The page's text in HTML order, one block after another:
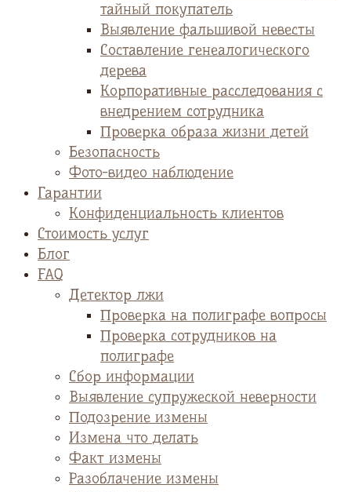
тайный покупатель
Выявление фальшивой невесты
Cоставление генеалогического
дерева
Корпоративные расследования с
внедрением сотрудника
Проверка образа жизни детей
Безопасность
Фото-видео наблюдение
Гарантии
Конфиденциальность клиентов
Стоимость услуг
Блог
FAQ
Детектор лжи
Проверка на полиграфе вопросы
Проверка сотрудников на
полиграфе
Сбор информации
Выявление супружеской неверности
Подозрение измены
Измена что делать
Факт измены
Разоблачение измены